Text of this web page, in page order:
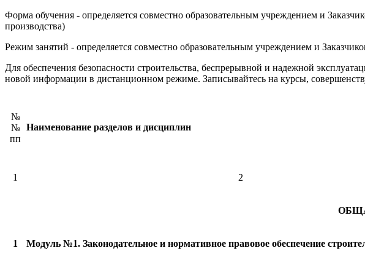
Форма обучения - определяется совместно образовательным учреждением и
производства)
Режим занятий - определяется совместно образовательным учреждением и
Для обеспечения безопасности строительства, беспрерывной и надежной
новой информации в дистанционном режиме. Записывайтесь на курсы,
№
№
пп
Наименование разделов и дисциплин
1 2
1 Модуль №1. Законодательное и нормативное правовое обеспечение